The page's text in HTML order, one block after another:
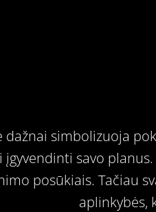
dažnai simbolizuoja
savo
posūkiais. Tačiau
aplinkybės,